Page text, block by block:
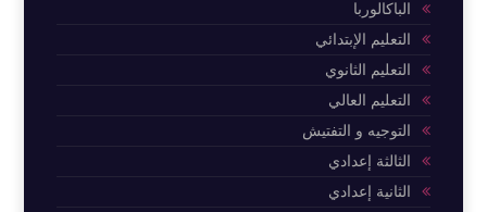
الباكالوربا
التعليم الإبتدائي
التعليم الثانوي
التعليم العالي
التوجيه و التفتيش
الثالثة إعدادي
الثانية إعدادي